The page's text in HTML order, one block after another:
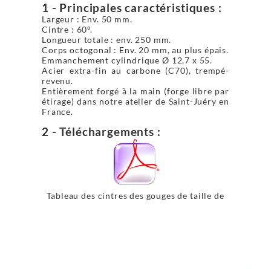
1 - Principales caractéristiques :
Largeur : Env. 50 mm.
Cintre : 60°.
Longueur totale : env. 250 mm.
Corps octogonal : Env. 20 mm, au plus épais.
Emmanchement cylindrique Ø 12,7 x 55.
Acier extra-fin au carbone (C70), trempé-
revenu.
Entièrement forgé à la main (forge libre par
étirage) dans notre atelier de Saint-Juéry en
France.
2 - Téléchargements :
Tableau des cintres des gouges de taille de